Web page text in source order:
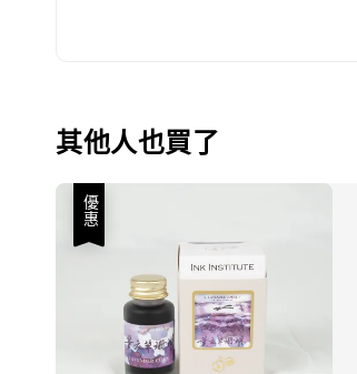
其他人也買了
優惠